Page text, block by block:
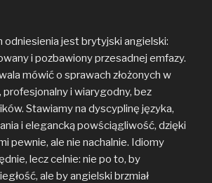
odniesienia jest brytyjski angielski:
i pozbawiony przesadnej emfazy.
mówić o sprawach złożonych w
i wiarygodny, bez
Stawiamy na dyscyplinę języka,
i elegancką powściągliwość, dzięki
pewnie, ale nie nachalnie. Idiomy
lecz celnie: nie po to, by
ale by angielski brzmiał